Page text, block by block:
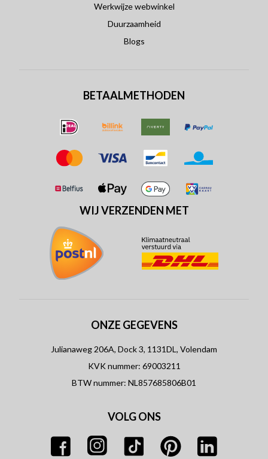
Werkwijze webwinkel
Duurzaamheid
Blogs
BETAALMETHODEN
WIJ VERZENDEN MET
ONZE GEGEVENS
Julianaweg 206A, Dock 3, 1131DL, Volendam
KVK nummer: 69003211
BTW nummer: NL857685806B01
VOLG ONS